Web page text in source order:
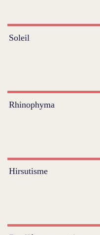
Soleil
Rhinophyma
Hirsutisme